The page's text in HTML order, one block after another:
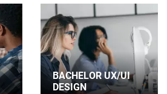
BACHELOR UX/UI
DESIGN